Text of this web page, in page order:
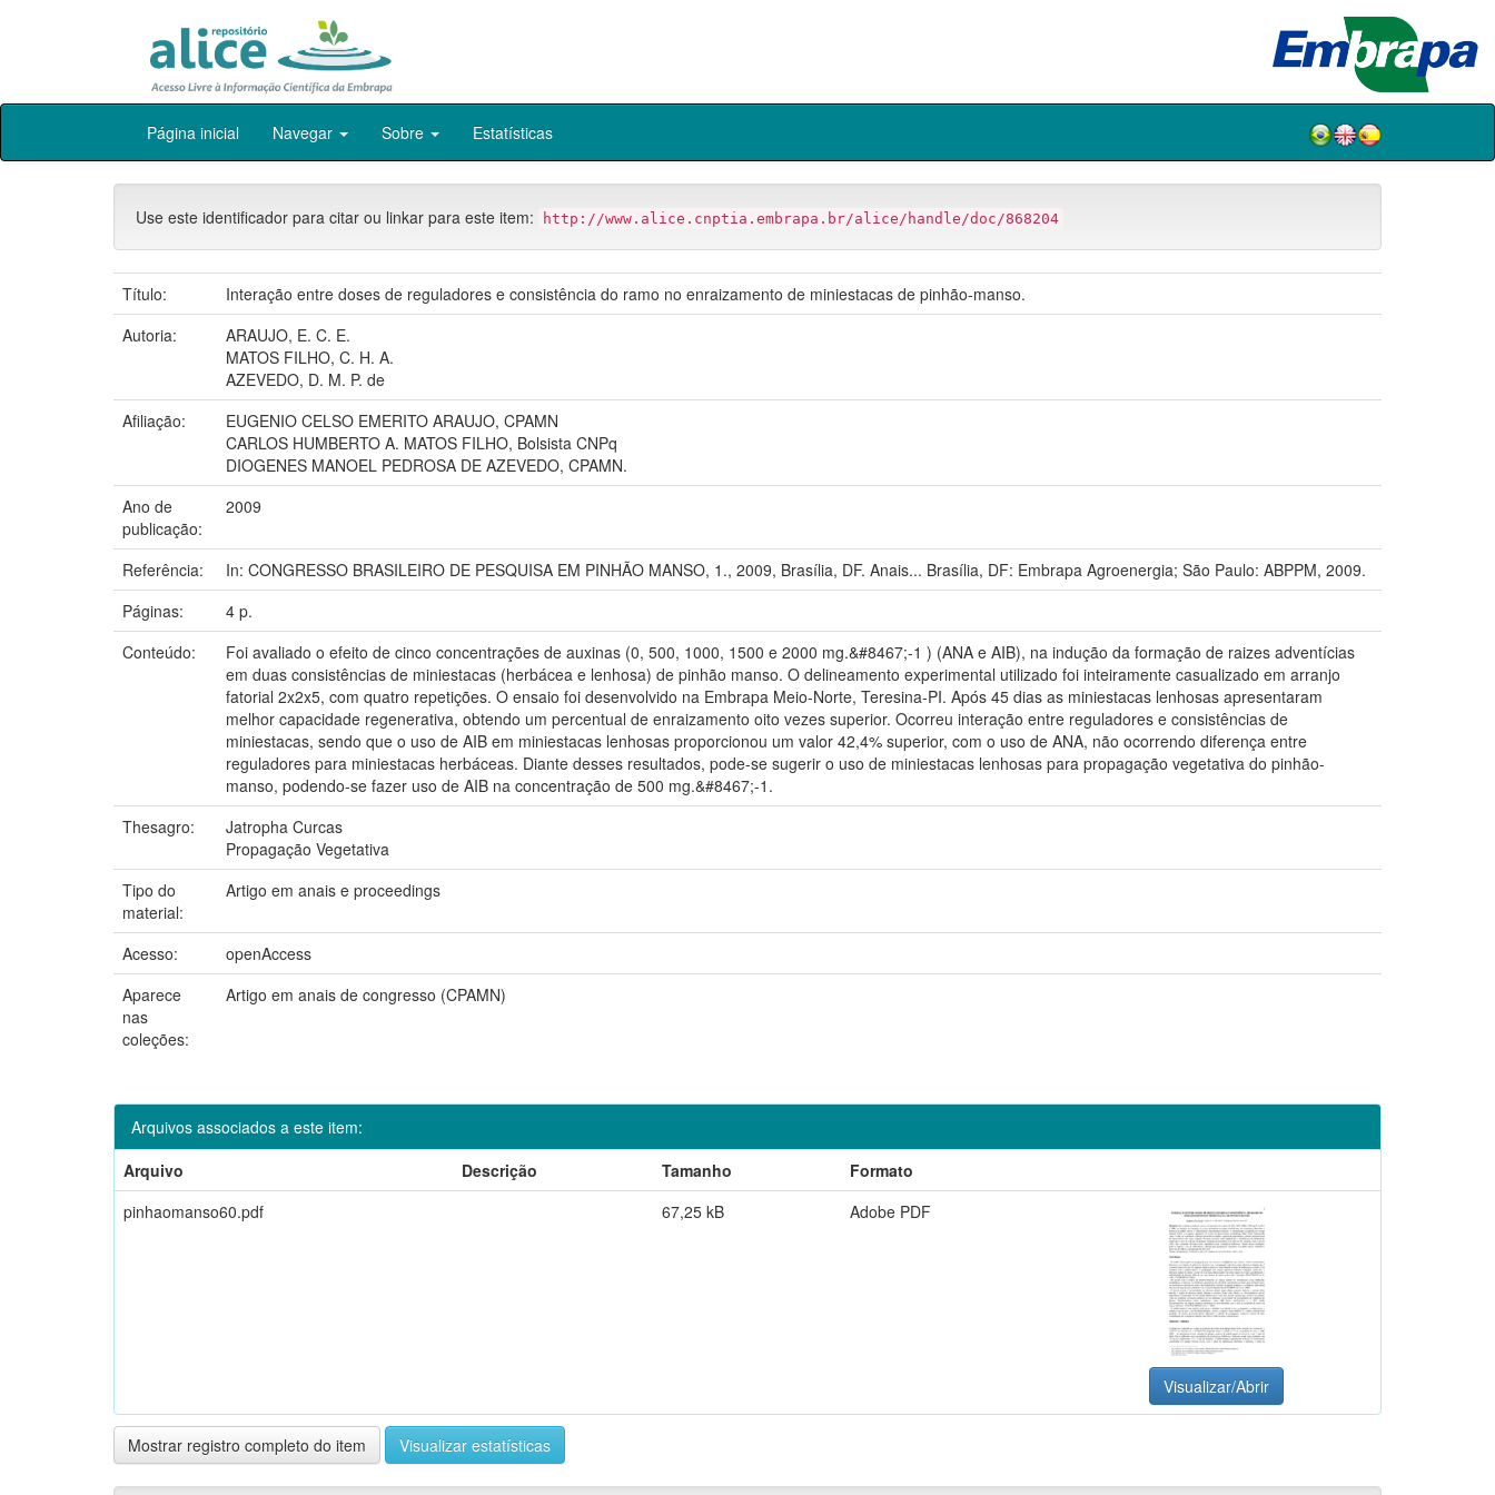
Skip
Página inicial Navegar Sobre Estatísticas
Use este identificador para citar ou linkar para este item: http://www.alice.cnptia.embrapa.br/alice/handle/doc/868204
Título:
Interação entre doses de reguladores e consistência do ramo no enraizamento de miniestacas de pinhão-manso.
Autoria:
ARAUJO, E. C. E.
MATOS FILHO, C. H. A.
AZEVEDO, D. M. P. de
Afiliação:
EUGENIO CELSO EMERITO ARAUJO, CPAMN
CARLOS HUMBERTO A. MATOS FILHO, Bolsista CNPq
DIOGENES MANOEL PEDROSA DE AZEVEDO, CPAMN.
Ano de
publicação:
2009
Referência:
In: CONGRESSO BRASILEIRO DE PESQUISA EM PINHÃO MANSO, 1., 2009, Brasília, DF. Anais... Brasília, DF: Embrapa Agroenergia; São Paulo: ABPPM, 2009.
Páginas:
4 p.
Conteúdo:
Foi avaliado o efeito de cinco concentrações de auxinas (0, 500, 1000, 1500 e 2000 mg.&#8467;-1 ) (ANA e AIB), na indução da formação de raizes adventícias
em duas consistências de miniestacas (herbácea e lenhosa) de pinhão manso. O delineamento experimental utilizado foi inteiramente casualizado em arranjo
fatorial 2x2x5, com quatro repetições. O ensaio foi desenvolvido na Embrapa Meio-Norte, Teresina-PI. Após 45 dias as miniestacas lenhosas apresentaram
melhor capacidade regenerativa, obtendo um percentual de enraizamento oito vezes superior. Ocorreu interação entre reguladores e consistências de
miniestacas, sendo que o uso de AIB em miniestacas lenhosas proporcionou um valor 42,4% superior, com o uso de ANA, não ocorrendo diferença entre
reguladores para miniestacas herbáceas. Diante desses resultados, pode-se sugerir o uso de miniestacas lenhosas para propagação vegetativa do pinhão-
manso, podendo-se fazer uso de AIB na concentração de 500 mg.&#8467;-1.
Thesagro:
Jatropha Curcas
Propagação Vegetativa
Tipo do
material:
Artigo em anais e proceedings
Acesso:
openAccess
Aparece
nas
coleções:
Artigo em anais de congresso (CPAMN)
Arquivos associados a este item:
Arquivo
Descrição Tamanho
Formato
pinhaomanso60.pdf
67,25 kB Adobe PDF
Visualizar/Abrir
Mostrar registro completo do item Visualizar estatísticas